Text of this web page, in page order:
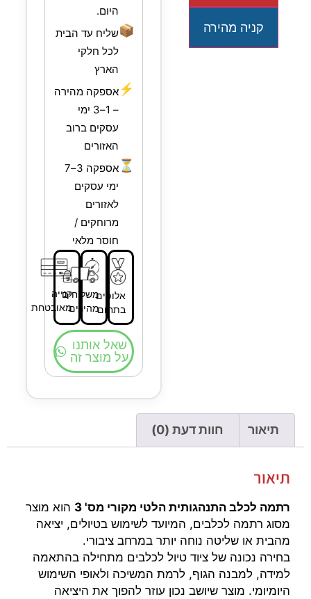
קניה מהירה
היום.
📦שליח עד הבית
לכל חלקי
הארץ
⚡אספקה מהירה
– 1–3 ימי
עסקים ברוב
האזורים
⏳
אספקה 3–7
ימי עסקים
לאזורים
מרוחקים /
חוסר מלאי
אלופים
בתחום
משלוחים
מהירים
קנייה
מאובטחת
שאל אותנו
על מוצר זה
תיאור חוות דעת (0)
תיאור
רתמה לכלב התנהגותית הלטי מקורי מס' 3
הוא מוצר
מסוג רתמה לכלבים, המיועד לשימוש בטיולים, יציאה
מהבית או שליטה נוחה יותר במרחב ציבורי.
בחירה נכונה של ציוד טיול לכלבים מתחילה בהתאמה
למידה, למבנה הגוף, לרמת המשיכה ולאופי השימוש
היומיומי. מוצר שיושב נכון עוזר להפוך את היציאה